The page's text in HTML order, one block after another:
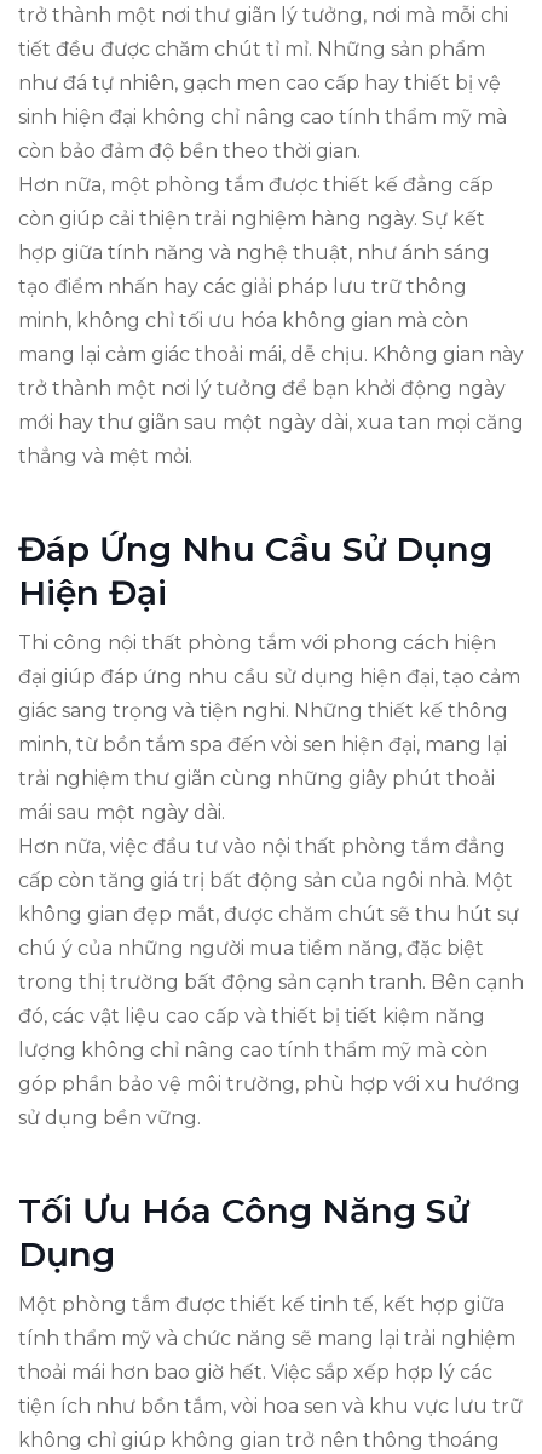
trở thành một nơi thư giãn lý tưởng, nơi mà mỗi chi
tiết đều được chăm chút tỉ mỉ. Những sản phẩm
như đá tự nhiên, gạch men cao cấp hay thiết bị vệ
sinh hiện đại không chỉ nâng cao tính thẩm mỹ mà
còn bảo đảm độ bền theo thời gian.
Hơn nữa, một phòng tắm được thiết kế đẳng cấp
còn giúp cải thiện trải nghiệm hàng ngày. Sự kết
hợp giữa tính năng và nghệ thuật, như ánh sáng
tạo điểm nhấn hay các giải pháp lưu trữ thông
minh, không chỉ tối ưu hóa không gian mà còn
mang lại cảm giác thoải mái, dễ chịu. Không gian này
trở thành một nơi lý tưởng để bạn khởi động ngày
mới hay thư giãn sau một ngày dài, xua tan mọi căng
thẳng và mệt mỏi.
Đáp Ứng Nhu Cầu Sử Dụng
Hiện Đại
Thi công nội thất phòng tắm với phong cách hiện
đại giúp đáp ứng nhu cầu sử dụng hiện đại, tạo cảm
giác sang trọng và tiện nghi. Những thiết kế thông
minh, từ bồn tắm spa đến vòi sen hiện đại, mang lại
trải nghiệm thư giãn cùng những giây phút thoải
mái sau một ngày dài.
Hơn nữa, việc đầu tư vào nội thất phòng tắm đẳng
cấp còn tăng giá trị bất động sản của ngôi nhà. Một
không gian đẹp mắt, được chăm chút sẽ thu hút sự
chú ý của những người mua tiềm năng, đặc biệt
trong thị trường bất động sản cạnh tranh. Bên cạnh
đó, các vật liệu cao cấp và thiết bị tiết kiệm năng
lượng không chỉ nâng cao tính thẩm mỹ mà còn
góp phần bảo vệ môi trường, phù hợp với xu hướng
sử dụng bền vững.
Tối Ưu Hóa Công Năng Sử
Dụng
Một phòng tắm được thiết kế tinh tế, kết hợp giữa
tính thẩm mỹ và chức năng sẽ mang lại trải nghiệm
thoải mái hơn bao giờ hết. Việc sắp xếp hợp lý các
tiện ích như bồn tắm, vòi hoa sen và khu vực lưu trữ
không chỉ giúp không gian trở nên thông thoáng